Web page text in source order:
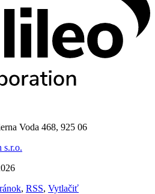
Voda 468, 925 06
s.r.o.
, RSS, Vytlačiť